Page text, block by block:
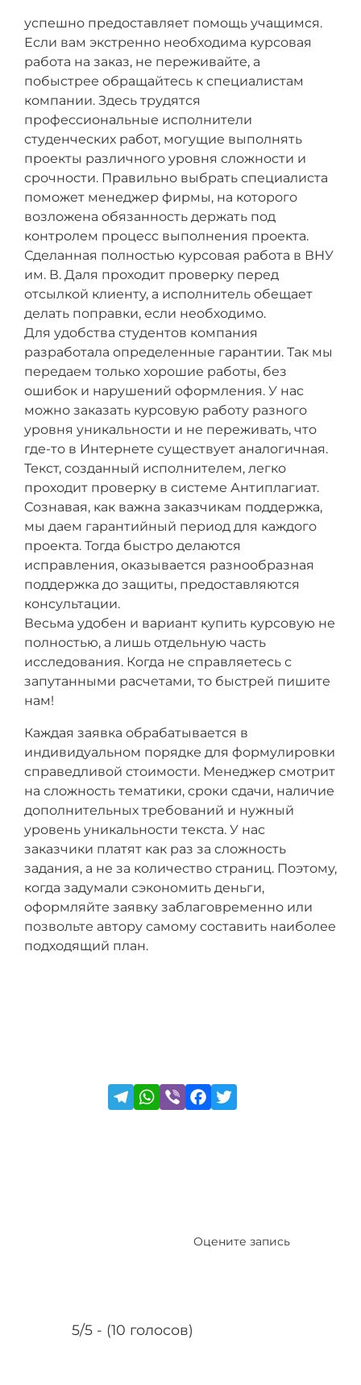
успешно предоставляет помощь учащимся.
Если вам экстренно необходима курсовая
работа на заказ, не переживайте, а
побыстрее обращайтесь к специалистам
компании. Здесь трудятся
профессиональные исполнители
студенческих работ, могущие выполнять
проекты различного уровня сложности и
срочности. Правильно выбрать специалиста
поможет менеджер фирмы, на которого
возложена обязанность держать под
контролем процесс выполнения проекта.
Сделанная полностью курсовая работа в ВНУ
им. В. Даля проходит проверку перед
отсылкой клиенту, а исполнитель обещает
делать поправки, если необходимо.
Для удобства студентов компания
разработала определенные гарантии. Так мы
передаем только хорошие работы, без
ошибок и нарушений оформления. У нас
можно заказать курсовую работу разного
уровня уникальности и не переживать, что
где-то в Интернете существует аналогичная.
Текст, созданный исполнителем, легко
проходит проверку в системе Антиплагиат.
Сознавая, как важна заказчикам поддержка,
мы даем гарантийный период для каждого
проекта. Тогда быстро делаются
исправления, оказывается разнообразная
поддержка до защиты, предоставляются
консультации.
Весьма удобен и вариант купить курсовую не
полностью, а лишь отдельную часть
исследования. Когда не справляетесь с
запутанными расчетами, то быстрей пишите
нам!
Каждая заявка обрабатывается в
индивидуальном порядке для формулировки
справедливой стоимости. Менеджер смотрит
на сложность тематики, сроки сдачи, наличие
дополнительных требований и нужный
уровень уникальности текста. У нас
заказчики платят как раз за сложность
задания, а не за количество страниц. Поэтому,
когда задумали сэкономить деньги,
оформляйте заявку заблаговременно или
позвольте автору самому составить наиболее
подходящий план.
5/5 - (10 голосов)
Оцените запись